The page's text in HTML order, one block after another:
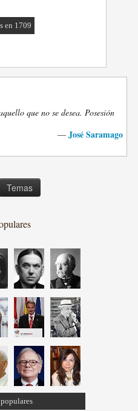
en 1709
que no se desea. Posesión
— José Saramago
Temas